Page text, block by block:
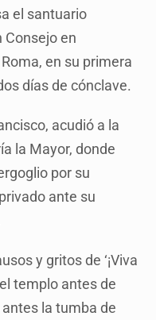
el santuario
Consejo en
en su primera
días de cónclave.
acudió a la
la Mayor, donde
por su
ante su
y gritos de ‘¡Viva
templo antes de
la tumba de